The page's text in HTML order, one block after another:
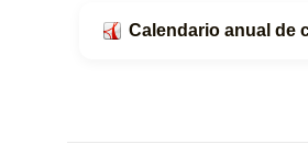
Calendario anual de